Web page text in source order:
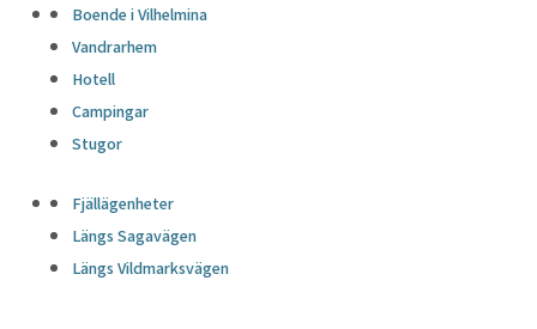
Boende i Vilhelmina
Vandrarhem
Hotell
Campingar
Stugor
Fjällägenheter
Längs Sagavägen
Längs Vildmarksvägen